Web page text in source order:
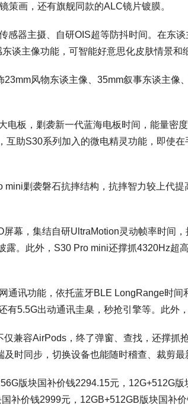
策画，还有旗舰同款的ALC镜片镀膜。
器主摄、自研OIS超等防抖时间。在东谈
谈主像功能，可智能好意思化皮肤情景和
风物东谈主像、35mm叙事东谈主像
板，剿袭新一代蓝海电板时间，能量密
助S30系列加入的微电精灵功能，即使
剿袭磐石抗摔结构，抗摔智力较上代提
，集结自研UltraMotion灵动帧率时间
露。此外，S30 Pro mini还撑抓4320Hz
讯功能，依托蓝牙BLE LongRange时间
5.5G出动通讯圭臬，秒抢引擎等。此外
容AirPods，终了弹窗、查找，还撑抓
时同步，切换设备也能随时稽查、裁剪
版块国补价钱2294.15元，12G+512G版
补价钱2999元，12GB+512GB版块国补